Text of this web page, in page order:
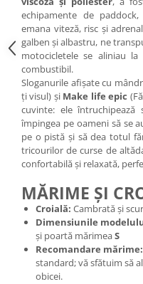
echipamente de
emana viteză, risc și
galben și albastru, ne
motocicletele se aliniau
combustibil.
Sloganurile afișate cu
ți visul) și Make life epic
cuvinte: ele
împingea pe oameni să se
pe o pistă și să dea totul
tricourilor de curse de
confortabilă și relaxată,
MĂRIME ȘI
Croială: Cambrată și
Dimensiunile
și poartă mărimeaS
Recomandare mărime:
standard; vă sfătuim să
obicei.